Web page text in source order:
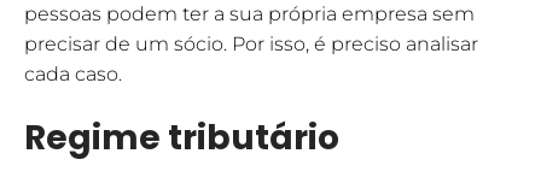
pessoas podem ter a sua própria empresa sem
precisar de um sócio. Por isso, é preciso analisar
cada caso.
Regime tributário